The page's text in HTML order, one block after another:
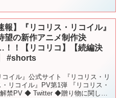
報】『リコリス・リコイル』
望の新作アニメ制作決
！！【リコリコ】【続編決
#shorts
イル』公式サイト 『リコリス・リ
リコイル』PV第1弾 『リコリス・
解禁PV ◆ Twitter ◆贈り物に関して